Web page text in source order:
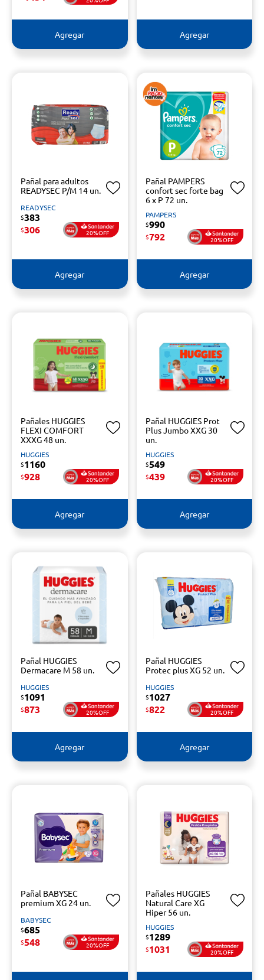
Agregar Agregar
Pañal para adultos
READYSEC P/M 14 un.
READYSEC
$383
$306 20%OFF
Agregar
Pañal PAMPERS
confort sec forte bag
6 x P 72 un.
PAMPERS
$990
$792 20%OFF
Agregar
Pañales HUGGIES
FLEXI COMFORT
XXXG 48 un.
HUGGIES
$1160
$928 20%OFF
Agregar
Pañal HUGGIES Prot
Plus Jumbo XXG 30
un.
HUGGIES
$549
$439 20%OFF
Agregar
Pañal HUGGIES
Dermacare M 58 un.
HUGGIES
$1091
$873 20%OFF
Agregar
Pañal HUGGIES
Protec plus XG 52 un.
HUGGIES
$1027
$822 20%OFF
Agregar
Pañal BABYSEC
premium XG 24 un.
BABYSEC
$685
$548 20%OFF
Pañales HUGGIES
Natural Care XG
Hiper 56 un.
HUGGIES
$1289
$1031 20%OFF